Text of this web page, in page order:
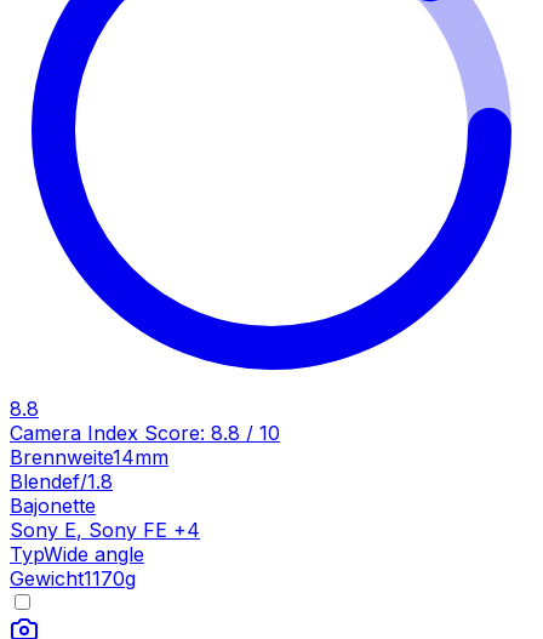
8.8
Camera Index Score: 8.8 / 10
Brennweite14mm
Blendef/1.8
Bajonette
Sony E, Sony FE +4
TypWide angle
Gewicht1170g